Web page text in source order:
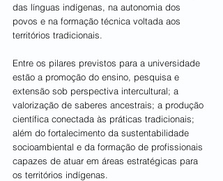
das línguas indígenas, na autonomia dos
povos e na formação técnica voltada aos
territórios tradicionais.
Entre os pilares previstos para a universidade
estão a promoção do ensino, pesquisa e
extensão sob perspectiva intercultural; a
valorização de saberes ancestrais; a produção
científica conectada às práticas tradicionais;
além do fortalecimento da sustentabilidade
socioambiental e da formação de profissionais
capazes de atuar em áreas estratégicas para
os territórios indígenas.